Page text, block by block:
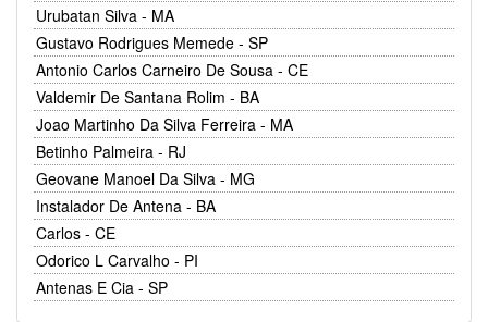
Urubatan Silva - MA
Gustavo Rodrigues Memede - SP
Antonio Carlos Carneiro De Sousa - CE
Valdemir De Santana Rolim - BA
Joao Martinho Da Silva Ferreira - MA
Betinho Palmeira - RJ
Geovane Manoel Da Silva - MG
Instalador De Antena - BA
Carlos - CE
Odorico L Carvalho - PI
Antenas E Cia - SP